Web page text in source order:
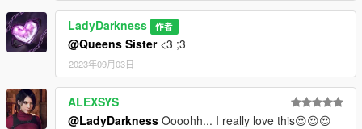
LadyDarkness 作者
@Queens Sister<3 ;3
2023年09月03日
ALEXSYS
@LadyDarkness Oooohh... I really love this😍😍😍